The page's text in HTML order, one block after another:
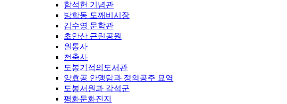
함석헌 기념관
방학동 도깨비시장
김수영 문학관
초안산 근린공원
원통사
천축사
도봉기적의도서관
양효공 안맹담과 정의공주 묘역
도봉서원과 각석군
평화문화진지